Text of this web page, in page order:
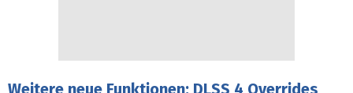
Weitere neue Funktionen: DLSS 4 Overrides